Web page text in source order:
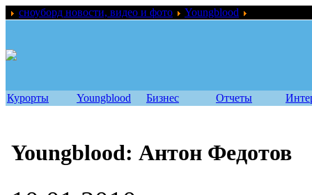
сноуборд новости, видео и фото Youngblood
Курорты Youngblood Бизнес Отчеты
Youngblood: Антон Федотов